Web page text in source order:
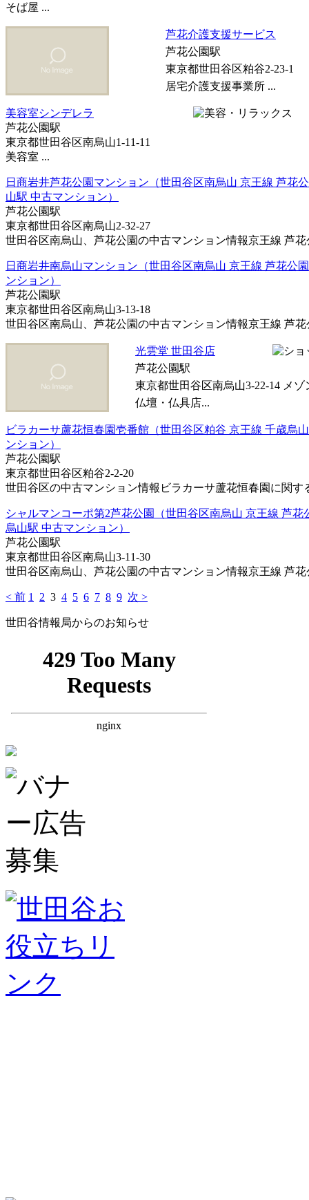
そば屋 ...
芦花介護支援サービス
芦花公園駅
東京都世田谷区粕谷2-23-1
居宅介護支援事業所 ...
美容室シンデレラ
芦花公園駅
東京都世田谷区南烏山1-11-11
美容室 ...
日商岩井芦花公園マンション（世田谷区南烏山 京王線 芦花
山駅 中古マンション）
芦花公園駅
東京都世田谷区南烏山2-32-27
世田谷区南烏山、芦花公園の中古マンション情報京王線 芦花
日商岩井南烏山マンション（世田谷区南烏山 京王線 芦花公
ンション）
芦花公園駅
東京都世田谷区南烏山3-13-18
世田谷区南烏山、芦花公園の中古マンション情報京王線 芦花
光雲堂 世田谷店
芦花公園駅
東京都世田谷区南烏山3-22-14 メゾ
仏壇・仏具店...
ビラカーサ蘆花恒春園壱番館（世田谷区粕谷 京王線 千歳烏
ンション）
芦花公園駅
東京都世田谷区粕谷2-2-20
世田谷区の中古マンション情報ビラカーサ蘆花恒春園に関す
シャルマンコーポ第2芦花公園（世田谷区南烏山 京王線 芦花
烏山駅 中古マンション）
芦花公園駅
東京都世田谷区南烏山3-11-30
世田谷区南烏山、芦花公園の中古マンション情報京王線 芦花
< 前 1 2 3 4 5 6 7 8 9 次 >
世田谷情報局からのお知らせ